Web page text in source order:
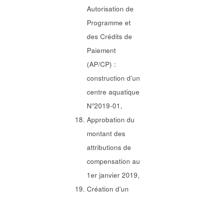
Autorisation de
Programme et
des Crédits de
Paiement
(AP/CP) :
construction d’un
centre aquatique
N°2019-01,
Approbation du
montant des
attributions de
compensation au
1er janvier 2019,
Création d’un